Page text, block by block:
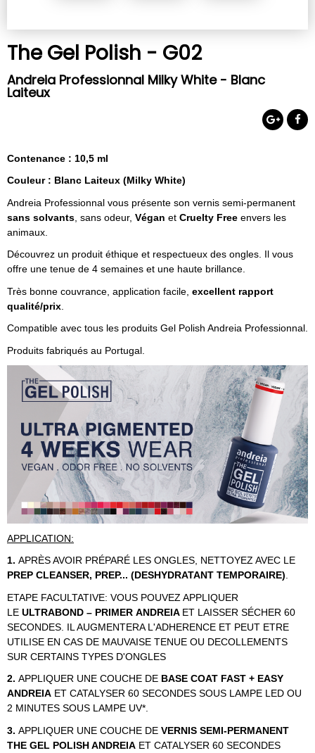
The Gel Polish - G02
Andreia Professionnal Milky White - Blanc
Laiteux
Contenance : 10,5 ml
Couleur : Blanc Laiteux (Milky White)
Andreia Professionnal vous présente son vernis semi-permanent
sans solvants , sans odeur, Végan et Cruelty Free envers les
animaux.
Découvrez un produit éthique et respectueux des ongles. Il vous
offre une tenue de 4 semaines et une haute brillance.
Très bonne couvrance, application facile, excellent rapport
qualité/prix
Compatible avec tous les produits Gel Polish Andreia Professionnal.
Produits fabriqués au Portugal.
APPLICATION:
1. APRÈS AVOIR PRÉPARÉ LES ONGLES, NETTOYEZ AVEC LE
PREP CLEANSER, PREP... (DESHYDRATANT TEMPORAIRE).
ETAPE FACULTATIVE: VOUS POUVEZ APPLIQUER
LE ULTRABOND – PRIMER ANDREIA ET LAISSER SÉCHER 60
SECONDES. IL AUGMENTERA L'ADHERENCE ET PEUT ETRE
UTILISE EN CAS DE MAUVAISE TENUE OU DECOLLEMENTS
SUR CERTAINS TYPES D'ONGLES
2. APPLIQUER UNE COUCHE DE BASE COAT FAST + EASY
ANDREIA ET CATALYSER 60 SECONDES SOUS LAMPE LED OU
2 MINUTES SOUS LAMPE UV*.
3. APPLIQUER UNE COUCHE DE VERNIS SEMI-PERMANENT
THE GEL POLISH ANDREIA ET CATALYSER 60 SECONDES